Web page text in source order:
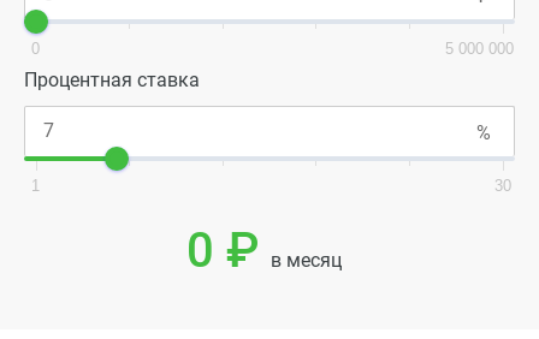
0 5 000 000
Процентная ставка
1 30
0 ₽ в месяц